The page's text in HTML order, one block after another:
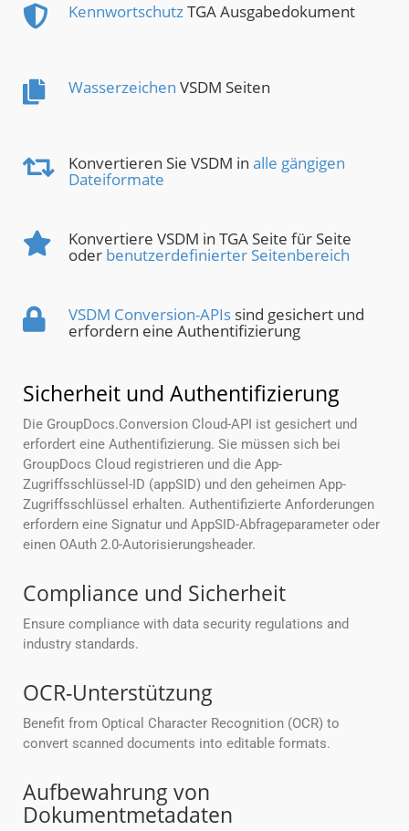
KennwortschutzTGA Ausgabedokument
Wasserzeichen VSDM Seiten
Konvertieren Sie VSDM in alle gängigen
Dateiformate
Konvertiere VSDM in TGA Seite für Seite
oder benutzerdefinierter Seitenbereich
VSDM Conversion-APIs sind gesichert und
erfordern eine Authentifizierung
Sicherheit und Authentifizierung
Die GroupDocs.Conversion Cloud-API ist gesichert und
erfordert eine Authentifizierung. Sie müssen sich bei
GroupDocs Cloud registrieren und die App-
Zugriffsschlüssel-ID (appSID) und den geheimen App-
Zugriffsschlüssel erhalten. Authentifizierte Anforderungen
erfordern eine Signatur und AppSID-Abfrageparameter oder
einen OAuth 2.0-Autorisierungsheader.
Compliance und Sicherheit
Ensure compliance with data security regulations and
industry standards.
OCR-Unterstützung
Benefit from Optical Character Recognition (OCR) to
convert scanned documents into editable formats.
Aufbewahrung von
Dokumentmetadaten